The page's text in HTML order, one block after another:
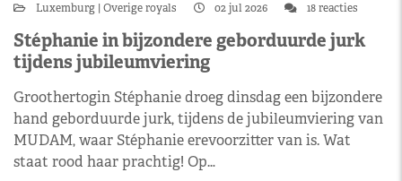
Luxemburg Overige royals 02 jul 2026 18 reacties
Stéphanie in bijzondere geborduurde jurk
tijdens jubileumviering
Groothertogin Stéphanie droeg dinsdag een bijzondere
hand geborduurde jurk, tijdens de jubileumviering van
MUDAM, waar Stéphanie erevoorzitter van is. Wat
staat rood haar prachtig! Op…